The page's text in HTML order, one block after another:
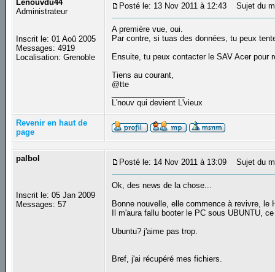
Lenouvdu44
Administrateur
Inscrit le: 01 Aoû 2005
Messages: 4919
Localisation: Grenoble
Posté le: 13 Nov 2011 à 12:43 Sujet du
A première vue, oui.
Par contre, si tuas des données, tu peux
Ensuite, tu peux contacter le SAV Acer pour
Tiens au courant,
@tte
L'nouv qui devient L'vieux
Revenir en haut de
page
palbol
Inscrit le: 05 Jan 2009
Messages: 57
Posté le: 14 Nov 2011 à 13:09 Sujet du
Ok, des news de la chose...
Bonne nouvelle, elle commence à revivre, le
Il m'aura fallu booter le PC sous UBUNTU,
Ubuntu? j'aime pas trop.
Bref, j'ai récupéré mes fichiers.